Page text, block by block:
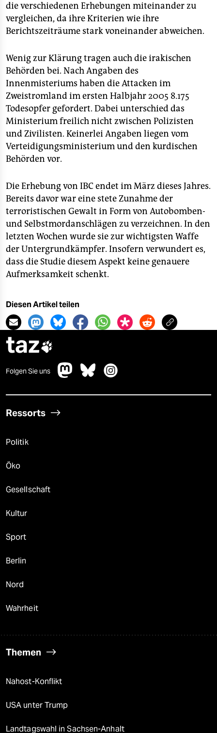
die verschiedenen Erhebungen miteinander zu
vergleichen, da ihre Kriterien wie ihre
Berichtszeiträume stark voneinander abweichen.
Wenig zur Klärung tragen auch die irakischen
Behörden bei. Nach Angaben des
Innenmisteriums haben die Attacken im
Zweistromland im ersten Halbjahr 2005 8.175
Todesopfer gefordert. Dabei unterschied das
Ministerium freilich nicht zwischen Polizisten
und Zivilisten. Keinerlei Angaben liegen vom
Verteidigungsministerium und den kurdischen
Behörden vor.
Die Erhebung von IBC endet im März dieses Jahres.
Bereits davor war eine stete Zunahme der
terroristischen Gewalt in Form von Autobomben-
und Selbstmordanschlägen zu verzeichnen. In den
letzten Wochen wurde sie zur wichtigsten Waffe
der Untergrundkämpfer. Insofern verwundert es,
dass die Studie diesem Aspekt keine genauere
Aufmerksamkeit schenkt.
Diesen Artikel teilen
taz
Folgen Sie uns
Ressorts
Politik
Öko
Gesellschaft
Kultur
Sport
Berlin
Nord
Wahrheit
Themen
Nahost-Konflikt
USA unter Trump
Landtagswahl in Sachsen-Anhalt